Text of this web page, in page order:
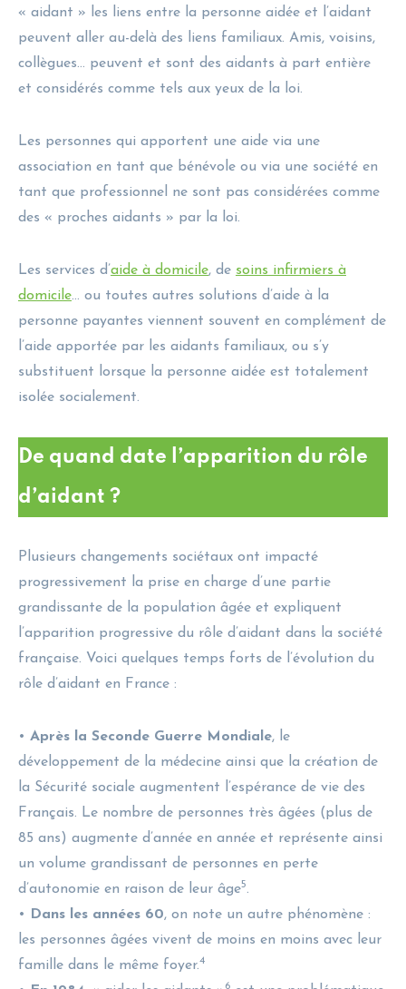
« aidant » les liens entre la personne aidée et l’aidant
peuvent aller au-delà des liens familiaux. Amis, voisins,
collègues… peuvent et sont des aidants à part entière
et considérés comme tels aux yeux de la loi.
Les personnes qui apportent une aide via une
association en tant que bénévole ou via une société en
tant que professionnel ne sont pas considérées comme
des « proches aidants » par la loi.
Les services d’aide à domicile, de soins infirmiers à
domicile… ou toutes autres solutions d’aide à la
personne payantes viennent souvent en complément de
l’aide apportée par les aidants familiaux, ou s’y
substituent lorsque la personne aidée est totalement
isolée socialement.
De quand date l’apparition du rôle
d’aidant ?
Plusieurs changements sociétaux ont impacté
progressivement la prise en charge d’une partie
grandissante de la population âgée et expliquent
l’apparition progressive du rôle d’aidant dans la société
française. Voici quelques temps forts de l’évolution du
rôle d’aidant en France :
• Après la Seconde Guerre Mondiale, le
développement de la médecine ainsi que la création de
la Sécurité sociale augmentent l’espérance de vie des
Français. Le nombre de personnes très âgées (plus de
85 ans) augmente d’année en année et représente ainsi
un volume grandissant de personnes en perte
d’autonomie en raison de leur âge5.
•
Dans les années 60, on note un autre phénomène :
les personnes âgées vivent de moins en moins avec leur
famille dans le même foyer.4
6